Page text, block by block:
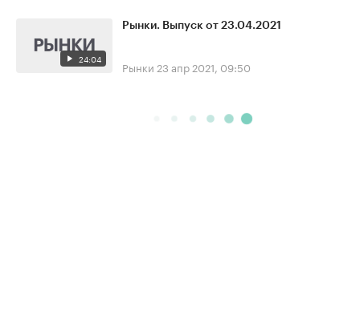
24:04
Рынки. Выпуск от 23.04.2021
Рынки 23 апр 2021, 09:50